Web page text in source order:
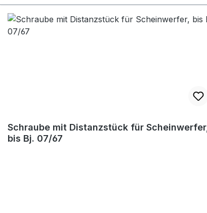
Schraube mit Distanzstück für Scheinwerfer,
bis Bj. 07/67